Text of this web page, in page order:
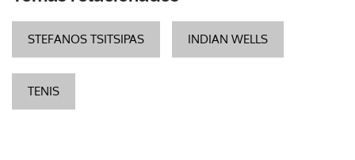
STEFANOS TSITSIPAS INDIAN WELLS
TENIS